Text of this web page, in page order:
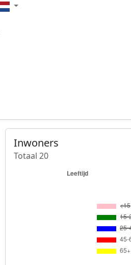
Inwoners
Totaal 20